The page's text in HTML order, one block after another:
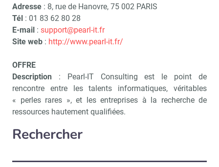
Adresse : 8, rue de Hanovre, 75 002 PARIS
Tél : 01 83 62 80 28
E-mail : support@pearl-it.fr
Site web : http://www.pearl-it.fr/
OFFRE
Description : Pearl-IT Consulting est le point de
rencontre entre les talents informatiques, véritables
« perles rares », et les entreprises à la recherche de
ressources hautement qualifiées.
Rechercher